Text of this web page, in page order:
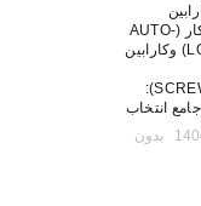
قفل‌خودکار (AUTO-
LOCKING) وکارابین
(SCREWGATE):
انتخاب
بدون